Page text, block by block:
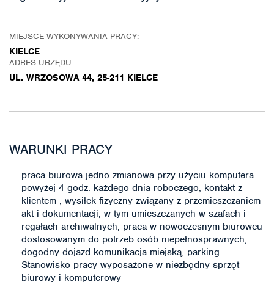
MIEJSCE WYKONYWANIA PRACY:
KIELCE
ADRES URZĘDU:
UL. WRZOSOWA 44, 25-211 KIELCE
WARUNKI PRACY
praca biurowa jedno zmianowa przy użyciu komputera
powyżej 4 godz. każdego dnia roboczego, kontakt z
klientem , wysiłek fizyczny związany z przemieszczaniem
akt i dokumentacji, w tym umieszczanych w szafach i
regałach archiwalnych, praca w nowoczesnym biurowcu
dostosowanym do potrzeb osób niepełnosprawnych,
dogodny dojazd komunikacja miejską, parking.
Stanowisko pracy wyposażone w niezbędny sprzęt
biurowy i komputerowy